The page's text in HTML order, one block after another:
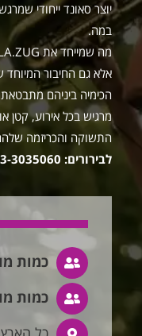
יוצר סאונד ייחודי
במה.
אלא גם החיבור המיוחד
הכימיה ביניהם
מרגיש בכל אירוע, קטן
התשוקה והכריזמה
לבירורים: 03-3035060
כמות
כמות